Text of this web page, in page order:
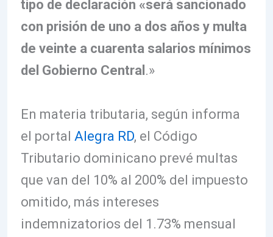
tipo de declaración «será sancionado
con prisión de uno a dos años y multa
de veinte a cuarenta salarios mínimos
del Gobierno Central .»
En materia tributaria, según informa
el portal Alegra RD, el Código
Tributario dominicano prevé multas
que van del 10% al 200% del impuesto
omitido, más intereses
indemnizatorios del 1.73% mensual